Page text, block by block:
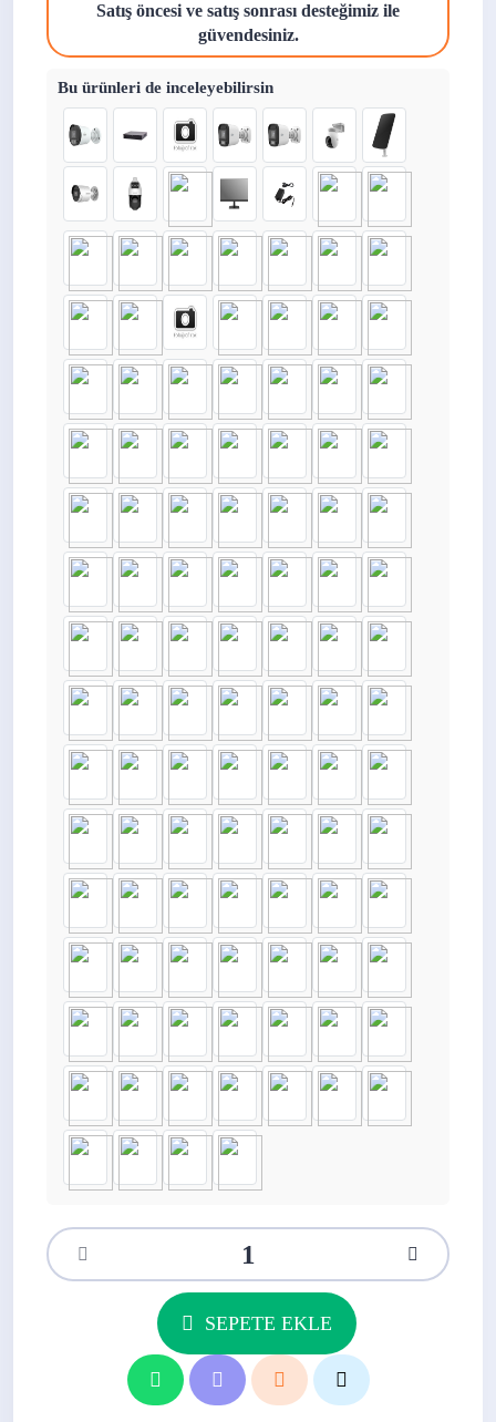
Satış öncesi ve satış sonrası desteğimiz ile
güvendesiniz.
Bu ürünleri de inceleyebilirsin
SEPETE EKLE